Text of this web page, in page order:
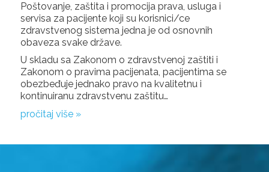
Poštovanje, zaštita i promocija prava, usluga i
servisa za pacijente koji su korisnici/ce
zdravstvenog sistema jedna je od osnovnih
obaveza svake države.
U skladu sa Zakonom o zdravstvenoj zaštiti i
Zakonom o pravima pacijenata, pacijentima se
obezbeđuje jednako pravo na kvalitetnu i
kontinuiranu zdravstvenu zaštitu…
pročitaj više »